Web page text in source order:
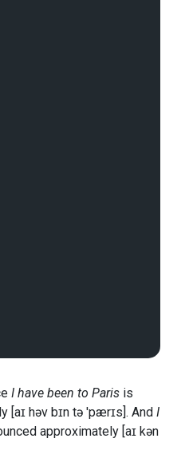
I have been to Paris is
[aɪ həv bɪn tə 'pærɪs]. And I
approximately [aɪ kən